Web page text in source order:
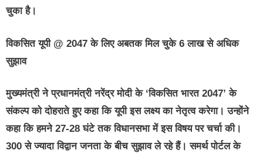
चुका है।
विकसित यूपी @ 2047 के लिए अबतक मिल चुके 6 लाख से अधिक
सुझाव
मुख्यमंत्री ने प्रधानमंत्री नरेंद्र मोदी के ‘विकसित भारत 2047’ के
संकल्प को दोहराते हुए कहा कि यूपी इस लक्ष्य का नेतृत्व करेगा। उन्होंने
कहा कि हमने 27-28 घंटे तक विधानसभा में इस विषय पर चर्चा की।
300 से ज्यादा विद्वान जनता के बीच सुझाव ले रहे हैं। समर्थ पोर्टल के